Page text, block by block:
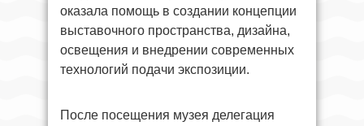
оказала помощь в создании концепции
выставочного пространства, дизайна,
освещения и внедрении современных
технологий подачи экспозиции.
После посещения музея делегация